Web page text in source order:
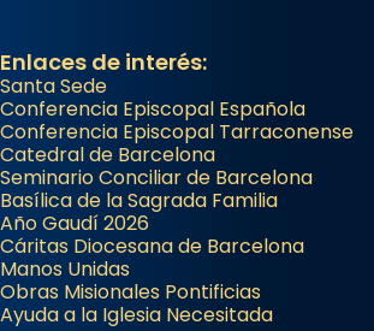
Enlaces de interés:
Santa Sede
Conferencia Episcopal Española
Conferencia Episcopal Tarraconense
Catedral de Barcelona
Seminario Conciliar de Barcelona
Basílica de la Sagrada Familia
Año Gaudí 2026
Cáritas Diocesana de Barcelona
Manos Unidas
Obras Misionales Pontificias
Ayuda a la Iglesia Necesitada